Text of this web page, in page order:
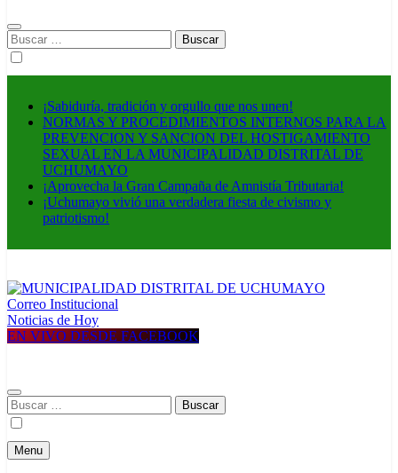
Buscar:
¡Sabiduría, tradición y orgullo que nos unen!
NORMAS Y PROCEDIMIENTOS INTERNOS PARA LA
PREVENCION Y SANCION DEL HOSTIGAMIENTO
SEXUAL EN LA MUNICIPALIDAD DISTRITAL DE
UCHUMAYO
¡Aprovecha la Gran Campaña de Amnistía Tributaria!
¡Uchumayo vivió una verdadera fiesta de civismo y
patriotismo!
MUNICIPALIDAD DISTRITAL DE UCHUMAYO
Construyendo una nueva Historia
Correo Institucional
Noticias de Hoy
EN VIVO DESDE FACEBOOK
Buscar:
Menu